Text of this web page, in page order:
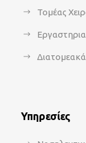
Τομέας
Υπηρεσίες